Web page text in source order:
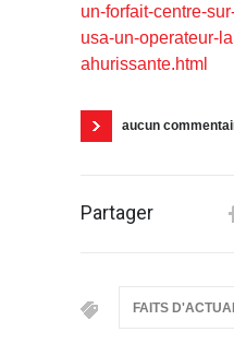
un-forfait-centre-
usa-un-operateur-
ahurissante.html
aucun
Partager
FAITS